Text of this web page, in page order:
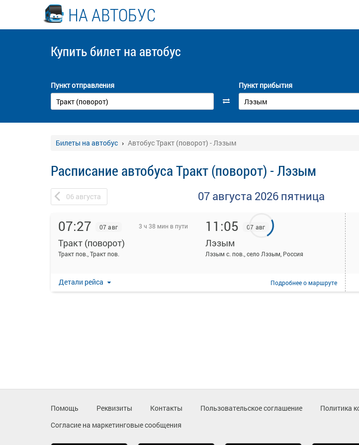
НА АВТОБУС
Купить билет на автобус
Пункт отправления Пункт прибытия
Билеты на автобус Автобус Тракт (поворот) - Лэзым
Расписание автобуса Тракт (поворот) - Лэзым
06 августа 07 августа 2026 пятница
07:27 07 авг 3 ч 38 мин в пути
Тракт (поворот)
Тракт пов., Тракт пов.
11:05 07 авг
Лэзым
Лэзым с. пов., село Лэзым, Россия
Детали рейса Подробнеео маршруте
Помощь Реквизиты Контакты Пользовательское соглашение
Политика
Согласие на маркетинговые сообщения